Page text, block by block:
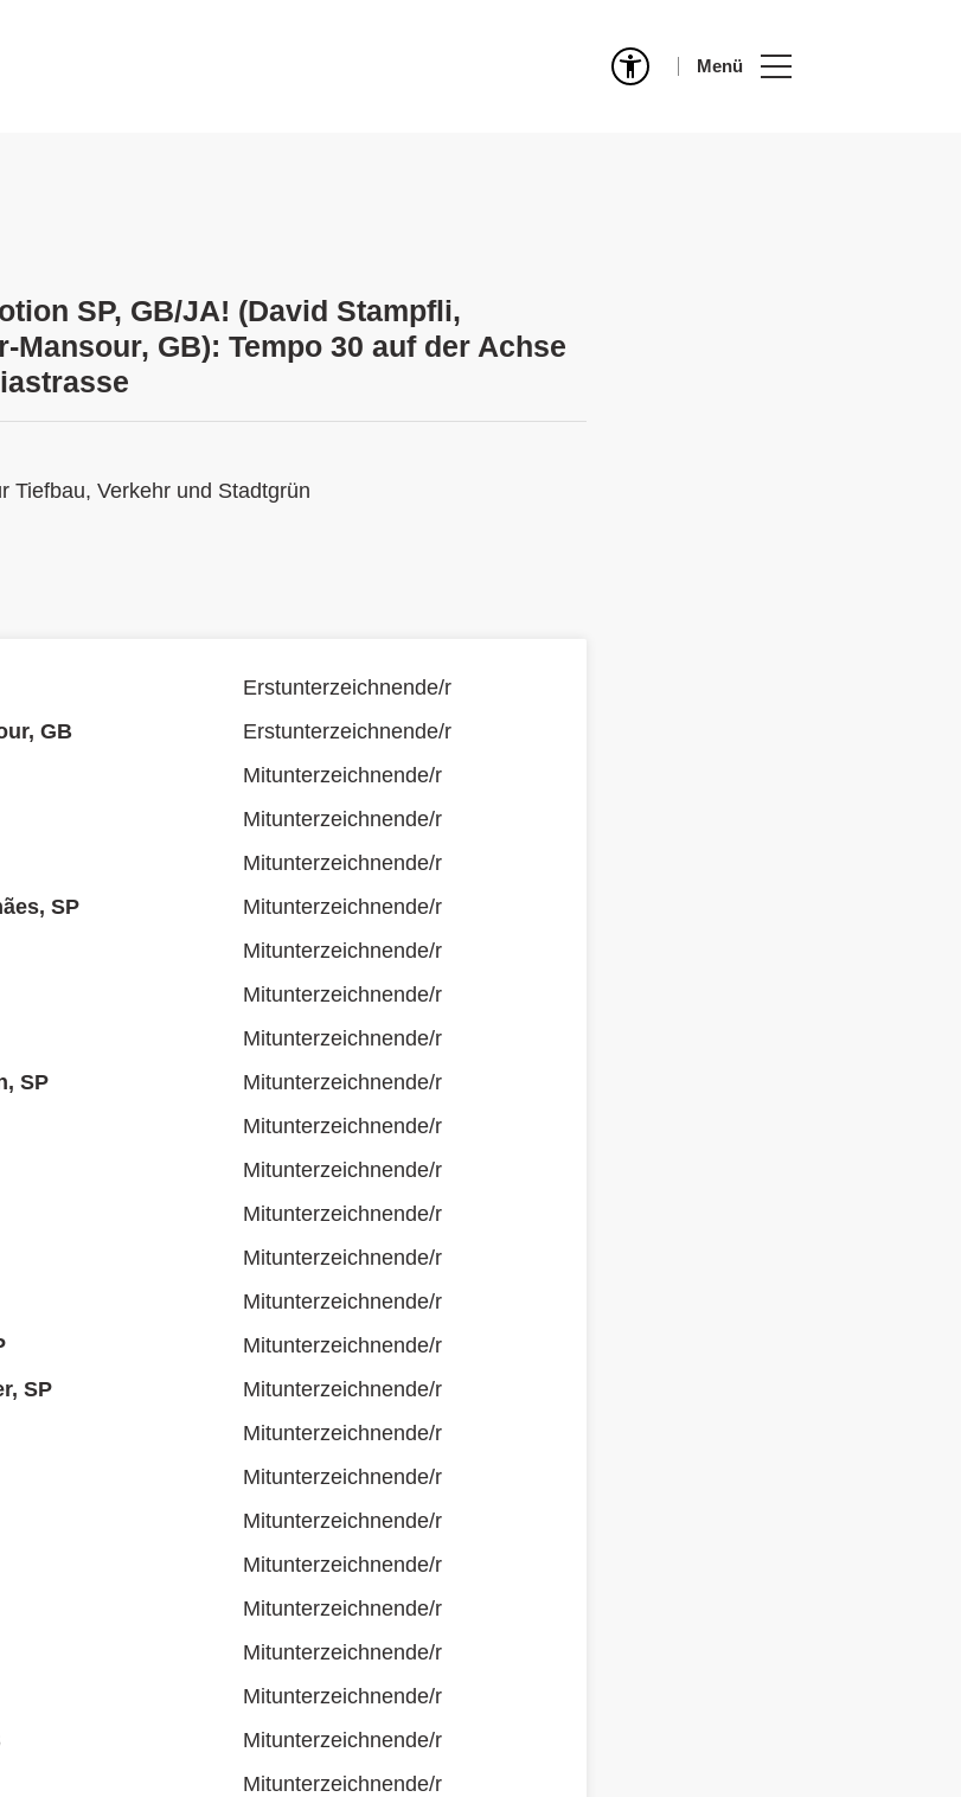
Menü
SP, GB/JA! (David Stampfli,
Mansour, GB): Tempo 30 auf der Achse
Tiefbau, Verkehr und Stadtgrün
Erstunterzeichnende/r
GB
Erstunterzeichnende/r
Mitunterzeichnende/r
Mitunterzeichnende/r
Mitunterzeichnende/r
SP
Mitunterzeichnende/r
Mitunterzeichnende/r
Mitunterzeichnende/r
Mitunterzeichnende/r
SP
Mitunterzeichnende/r
Mitunterzeichnende/r
Mitunterzeichnende/r
Mitunterzeichnende/r
Mitunterzeichnende/r
Mitunterzeichnende/r
Mitunterzeichnende/r
SP
Mitunterzeichnende/r
Mitunterzeichnende/r
Mitunterzeichnende/r
Mitunterzeichnende/r
Mitunterzeichnende/r
Mitunterzeichnende/r
Mitunterzeichnende/r
Mitunterzeichnende/r
Mitunterzeichnende/r
Mitunterzeichnende/r